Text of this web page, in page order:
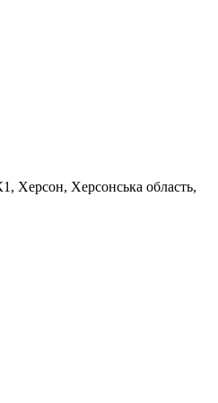
Херсон, Херсонська область,